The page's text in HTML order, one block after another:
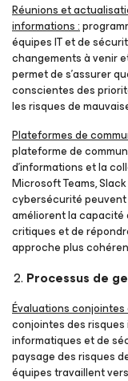
Réunions et
informations :
équipes IT et de
changements à venir
permet de s’assurer
conscientes des
les risques de
Plateformes de
plateforme de
d’informations et la
Microsoft Teams,
cybersécurité
améliorent la
critiques et de
approche plus
Processus de
Évaluations
conjointes des
informatiques et de
paysage des risques
équipes travaillent